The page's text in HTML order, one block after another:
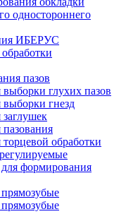
одностороннего
ИБЕРУС
пазов
глухих пазов
гнезд
обработки
формирования